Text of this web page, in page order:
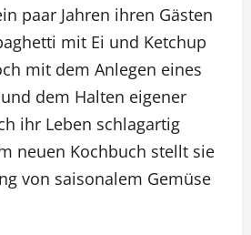
paar Jahren ihren Gästen
mit Ei und Ketchup
mit dem Anlegen eines
dem Halten eigener
ihr Leben schlagartig
neuen Kochbuch stellt sie
von saisonalem Gemüse